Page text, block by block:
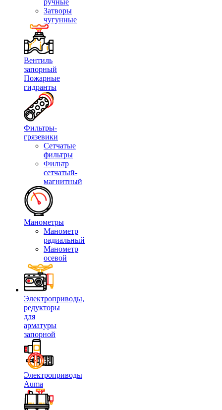
ручные
Затворы
чугунные
Вентиль
запорный
Пожарные
гидранты
Фильтры-
грязевики
Сетчатые
фильтры
Фильтр
сетчатый-
магнитный
Манометры
Манометр
радиальный
Манометр
осевой
Электроприводы,
редукторы
для
арматуры
запорной
Электроприводы
Auma